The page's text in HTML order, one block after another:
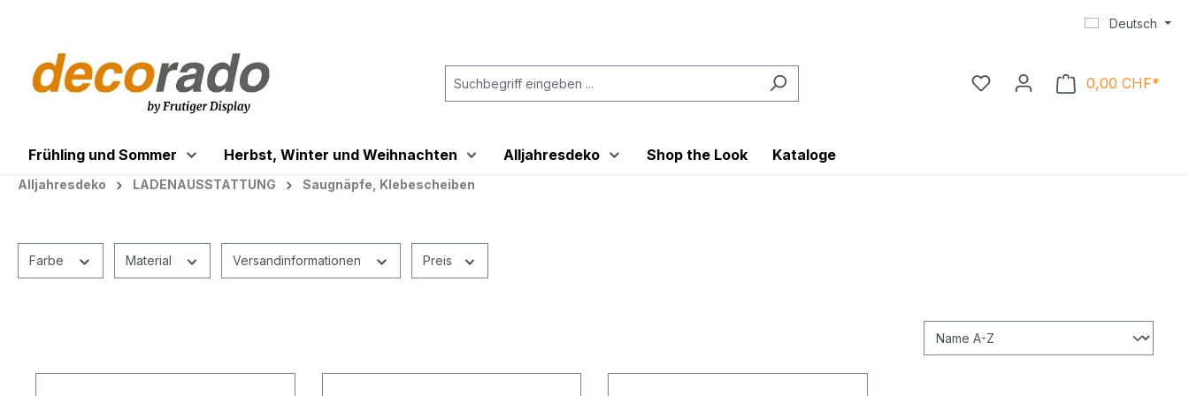
Deutsch
0,00 CHF*
Frühling und Sommer Herbst, Winter und Weihnachten Alljahresdeko Shop the Look Kataloge
Alljahresdeko LADENAUSSTATTUNG Saugnäpfe, Klebescheiben
Farbe Material Versandinformationen Preis